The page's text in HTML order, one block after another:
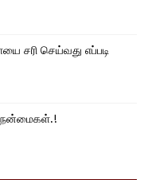
சரி செய்வது எப்படி
நன்மைகள்.!